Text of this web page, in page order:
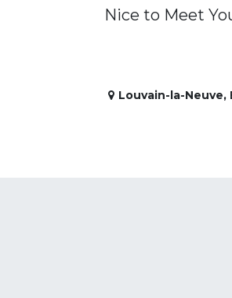
Nice to Meet
Louvain-la-Neuve,